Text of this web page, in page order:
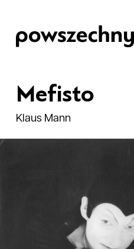
Mefisto
Klaus Mann